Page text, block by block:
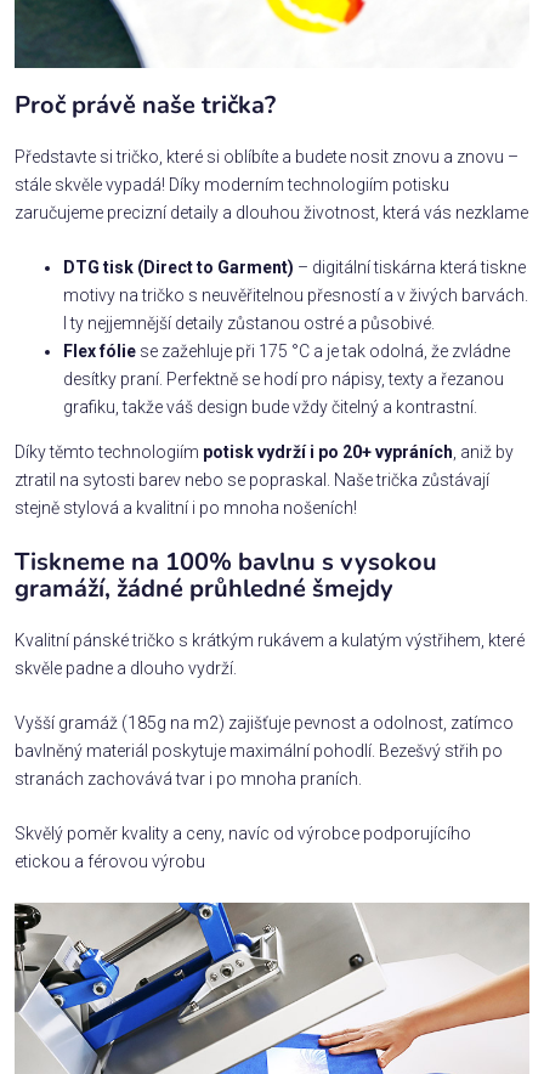
Proč právě naše trička?
Představte si tričko, které si oblíbíte a budete nosit znovu a znovu –
stále skvěle vypadá! Díky moderním technologiím potisku
zaručujeme precizní detaily a dlouhou životnost, která vás nezklame
DTG tisk (Direct to Garment) – digitální tiskárna která tiskne
motivy na tričko s neuvěřitelnou přesností a v živých barvách.
I ty nejjemnější detaily zůstanou ostré a působivé.
Flex fólie se zažehluje při 175 °C a je tak odolná, že zvládne
desítky praní. Perfektně se hodí pro nápisy, texty a řezanou
grafiku, takže váš design bude vždy čitelný a kontrastní.
Díky těmto technologiím potisk vydrží i po 20+ vypráních , aniž by
ztratil na sytosti barev nebo se popraskal. Naše trička zůstávají
stejně stylová a kvalitní i po mnoha nošeních!
Tiskneme na 100% bavlnu s vysokou
gramáží, žádné průhledné šmejdy
Kvalitní pánské tričko s krátkým rukávem a kulatým výstřihem, které
skvěle padne a dlouho vydrží.
Vyšší gramáž (185g na m2) zajišťuje pevnost a odolnost, zatímco
bavlněný materiál poskytuje maximální pohodlí. Bezešvý střih po
stranách zachovává tvar i po mnoha praních.
Skvělý poměr kvality a ceny, navíc od výrobce podporujícího
etickou a férovou výrobu